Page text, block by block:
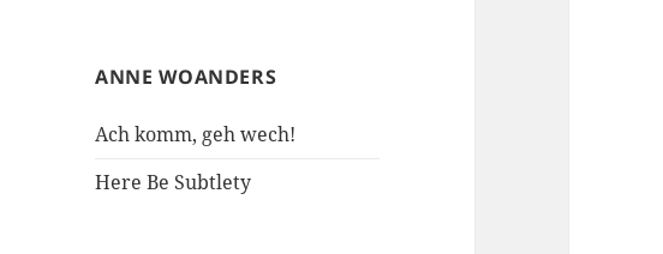
ANNE WOANDERS
Ach komm, geh wech!
Here Be Subtlety